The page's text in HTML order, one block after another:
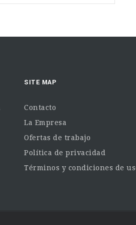
SITE MAP
Contacto
La Empresa
Ofertas de trabajo
Política de privacidad
Términos y condiciones de